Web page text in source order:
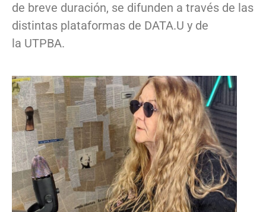
de breve duración, se difunden a través de las
distintas plataformas de DATA.U y de
la UTPBA.